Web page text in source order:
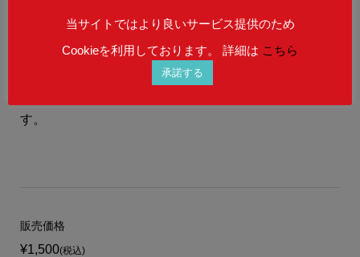
在庫状況によりましては、御注文後にご希望の商品を
ご用意することができない場合もございます。
す。
販売価格
¥1,500(税込)
当サイトではより良いサービス提供のため
Cookieを利用しております。 詳細は こちら
承諾する